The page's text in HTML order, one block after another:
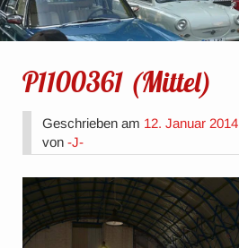
P1100361 (Mittel)
Geschrieben am 12. Januar 2014
von-J-